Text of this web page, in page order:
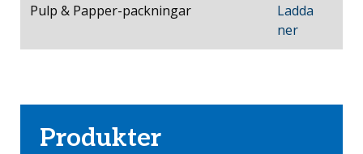
Pulp & Papper-packningar
Ladda
ner
Produkter